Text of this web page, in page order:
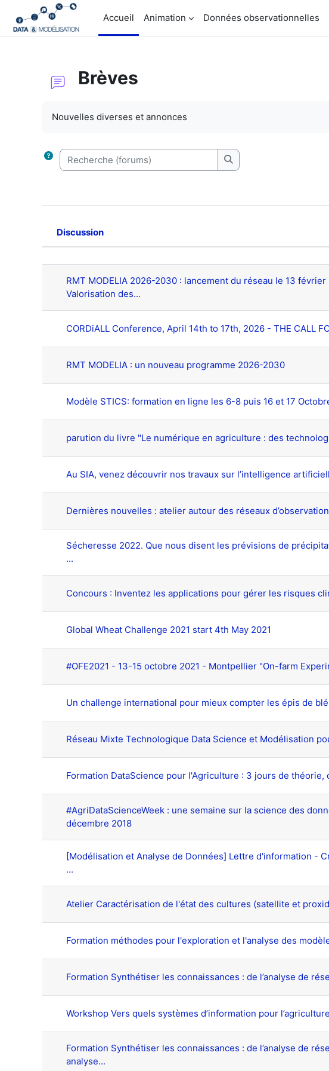
Passer au contenu principal
Accueil
Animation Données observationnelles
Brèves
Nouvelles diverses et annonces
Recherche (forums)
Recherche (forums)
Statut
Discussion
RMT MODELIA 2026-2030 : lancement du réseau le 13
Valorisation des...
CORDiALL Conference, April 14th to 17th, 2026 - THE CALL
RMT MODELIA : un nouveau programme 2026-2030
Modèle STICS: formation en ligne les 6-8 puis 16 et 17
parution du livre "Le numérique en agriculture : des
Au SIA, venez découvrir nos travaux sur l’intelligence
Dernières nouvelles : atelier autour des réseaux
Sécheresse 2022. Que nous disent les prévisions de
...
Concours : Inventez les applications pour gérer les risques
Global Wheat Challenge 2021 start 4th May 2021
#OFE2021 - 13-15 octobre 2021 - Montpellier "On-farm
Un challenge international pour mieux compter les épis de blé
Réseau Mixte Technologique Data Science et Modélisation
Formation DataScience pour l'Agriculture : 3 jours de
#AgriDataScienceWeek : une semaine sur la science des
décembre 2018
[Modélisation et Analyse de Données] Lettre d'information -
...
Atelier Caractérisation de l'état des cultures (satellite et
Formation méthodes pour l'exploration et l'analyse des
Formation Synthétiser les connaissances : de l’analyse de
Workshop Vers quels systèmes d’information pour
Formation Synthétiser les connaissances : de l’analyse de
analyse...